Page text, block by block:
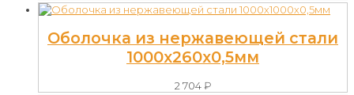
Оболочка из нержавеющей стали
1000х260х0,5мм
2 704₽